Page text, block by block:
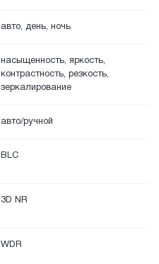
авто, день, ночь
насыщенность, яркость,
контрастность, резкость,
зеркалирование
авто/ручной
BLC
3D NR
WDR